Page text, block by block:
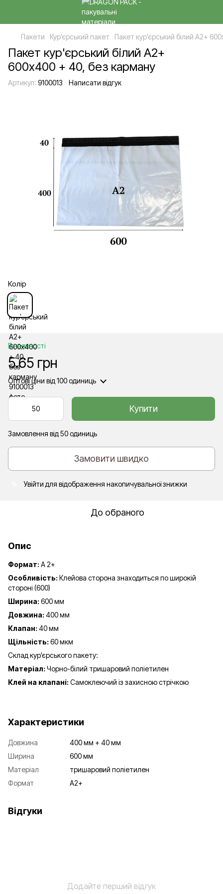
Пакети Кур'єрський пакет Пакет кур'єрський білий А2+
Пакет кур'єрський білий А2+
600х400 + 40, без карману
Артикул: 9100013 Написати відгук
Колір
В наявності
5.65 грн
Оптові ціни від 100 одиниць
Купити
Замовлення від 50 одиниць
Замовити швидко
Увійти для відображення накопичувальної знижки
До обраного
Опис
Формат: А 2+
Особливість: Клейова сторона знаходиться по широкій
стороні (600)
Ширина: 600 мм
Довжина: 400 мм
Клапан: 40 мм
Щільність: 60 мкм
Склад кур'єрського пакету:
Матеріал: Чорно-білий тришаровий поліетилен
Клей на клапані: Самоклеючий із захисною стрічкою
Характеристики
Довжина
400 мм + 40 мм
Ширина
600 мм
Матеріал
тришаровий поліетилен
Формат
А2+
Відгуки
Додайте перший відгук